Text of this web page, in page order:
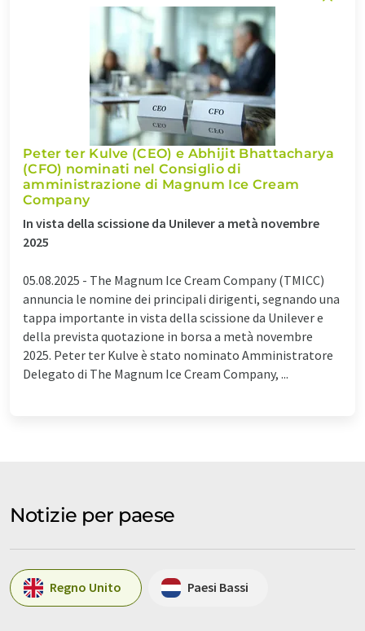
Peter ter Kulve (CEO) e Abhijit Bhattacharya
(CFO) nominati nel Consiglio di
amministrazione di Magnum Ice Cream
Company
In vista della scissione da Unilever a metà novembre
2025
05.08.2025 - The Magnum Ice Cream Company (TMICC)
annuncia le nomine dei principali dirigenti, segnando una
tappa importante in vista della scissione da Unilever e
della prevista quotazione in borsa a metà novembre
2025. Peter ter Kulve è stato nominato Amministratore
Delegato di The Magnum Ice Cream Company, ...
Notizie per paese
Regno Unito Paesi Bassi